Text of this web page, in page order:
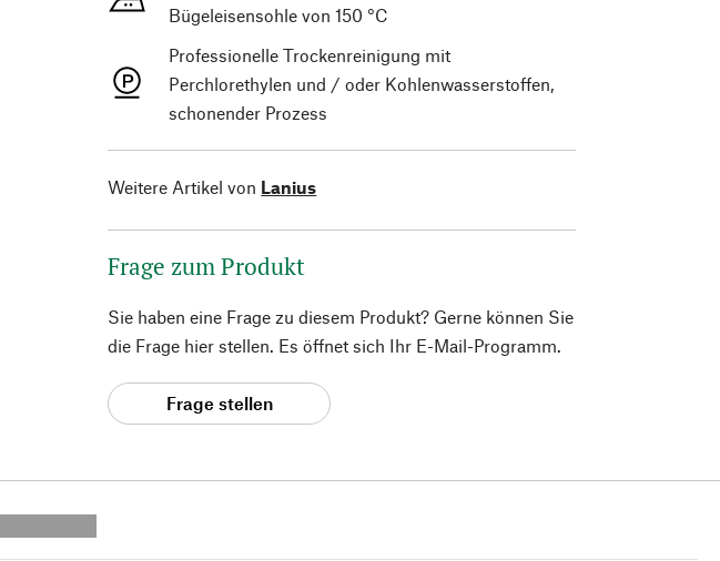
Bügeleisensohle von 150 °C
Professionelle Trockenreinigung mit
Perchlorethylen und / oder Kohlenwasserstoffen,
schonender Prozess
Weitere Artikel von Lanius
Frage zum Produkt
Sie haben eine Frage zu diesem Produkt? Gerne können Sie
die Frage hier stellen. Es öffnet sich Ihr E-Mail-Programm.
Frage stellen